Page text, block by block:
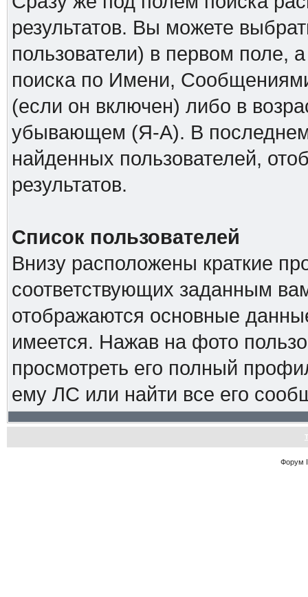
результатов. Вы можете
пользователи) в первом поле,
поиска по Имени,
(если он включен) либо в
убывающем (Я-А). В последнем
найденных пользователей,
результатов.
Список пользователей
Внизу расположены краткие
соответствующих заданным
отображаются основные
имеется. Нажав на фото
просмотреть его полный
ему ЛС или найти все его
Форум